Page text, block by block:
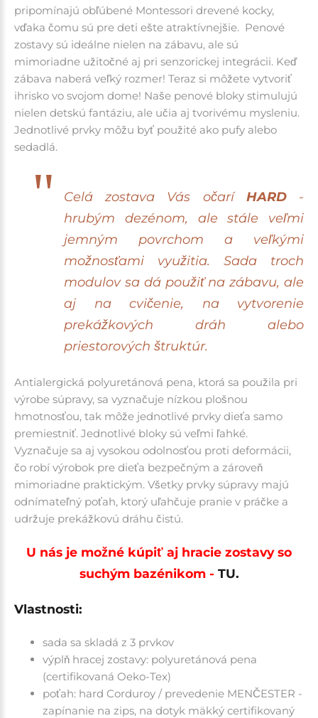
pripomínajú obľúbené Montessori drevené kocky,
vďaka čomu sú pre deti ešte atraktívnejšie. Penové
zostavy sú ideálne nielen na zábavu, ale sú
mimoriadne užitočné aj pri senzorickej integrácii. Keď
zábava naberá veľký rozmer! Teraz si môžete vytvoriť
ihrisko vo svojom dome! Naše penové bloky stimulujú
nielen detskú fantáziu, ale učia aj tvorivému mysleniu.
Jednotlivé prvky môžu byť použité ako pufy alebo
sedadlá.
Celá zostava Vás očarí HARD-
hrubým dezénom, ale stále veľmi
jemným povrchom a veľkými
možnosťami využitia. Sada troch
modulov sa dá použiť na zábavu, ale
aj na cvičenie, na vytvorenie
prekážkových dráh alebo
priestorových štruktúr.
Antialergická polyuretánová pena, ktorá sa použila pri
výrobe súpravy, sa vyznačuje nízkou plošnou
hmotnosťou, tak môže jednotlivé prvky dieťa samo
premiestniť. Jednotlivé bloky sú veľmi ľahké.
Vyznačuje sa aj vysokou odolnosťou proti deformácii,
čo robí výrobok pre dieťa bezpečným a zároveň
mimoriadne praktickým. Všetky prvky súpravy majú
odnímateľný poťah, ktorý uľahčuje pranie v práčke a
udržuje prekážkovú dráhu čistú.
U nás je možné kúpiť aj hracie zostavy so
suchým bazénikom - TU.
Vlastnosti:
sada sa skladá z 3 prvkov
výplň hracej zostavy: polyuretánová pena
(certifikovaná Oeko-Tex)
poťah: hard Corduroy / prevedenie MENČESTER -
zapínanie na zips, na dotyk mäkký certifikovaný